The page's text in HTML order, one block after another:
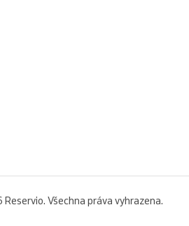
Všechna práva vyhrazena.